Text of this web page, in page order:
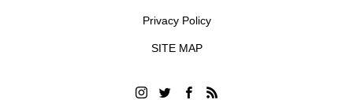
Privacy Policy
SITE MAP